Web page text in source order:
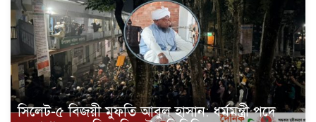
সিলেট-৫ বিজয়ী মুফতি আবুল হাসান: ধর্মমন্ত্রী পদে